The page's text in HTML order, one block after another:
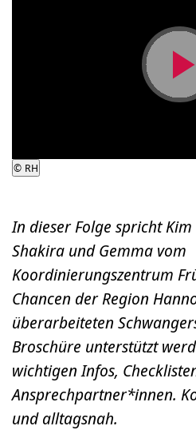
© RH
In dieser Folge spricht
Shakira und Gemma vom
Koordinierungszentrum
Chancen der Region
überarbeiteten
Broschüre unterstützt
wichtigen Infos,
Ansprechpartner*innen.
und alltagsnah.